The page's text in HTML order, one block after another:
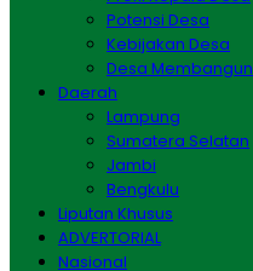
Potensi Desa
Kebijakan Desa
Desa Membangun
Daerah
Lampung
Sumatera Selatan
Jambi
Bengkulu
Liputan Khusus
ADVERTORIAL
Nasional